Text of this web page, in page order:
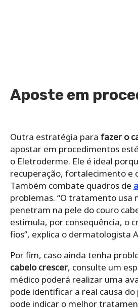
Aposte em
Outra estratégia para fazer o
apostar em procedimentos
o Eletroderme. Ele é ideal
recuperação, fortalecimento e
Também combate quadros de
problemas. “O tratamento usa
penetram na pele do couro
estimula, por consequência, o
fios”, explica o dermatologista
Por fim, caso ainda tenha
cabelo crescer, consulte um
médico poderá realizar uma
pode identificar a real causa
pode indicar o melhor